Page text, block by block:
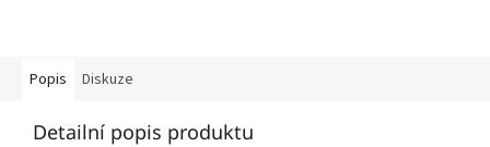
Popis Diskuze
Detailní popis produktu